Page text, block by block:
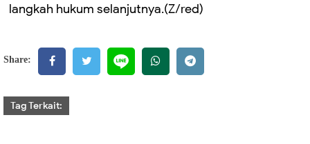
langkah hukum selanjutnya.(Z/red)
Share:
Tag Terkait: